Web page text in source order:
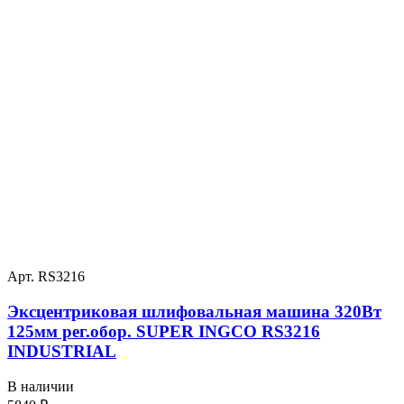
Арт. RS3216
Эксцентриковая шлифовальная машина 320Вт
125мм рег.обор. SUPER INGCO RS3216
INDUSTRIAL
В наличии